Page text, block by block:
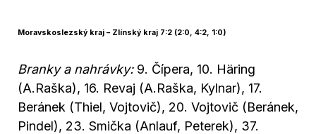
Moravskoslezský kraj – Zlínský kraj 7:2 (2:0, 4:2, 1:0)
Branky a nahrávky:9. Čípera, 10. Häring
(A.Raška), 16. Revaj (A.Raška, Kylnar), 17.
Beránek (Thiel, Vojtovič), 20. Vojtovič (Beránek,
Pindel), 23. Smička (Anlauf, Peterek), 37.